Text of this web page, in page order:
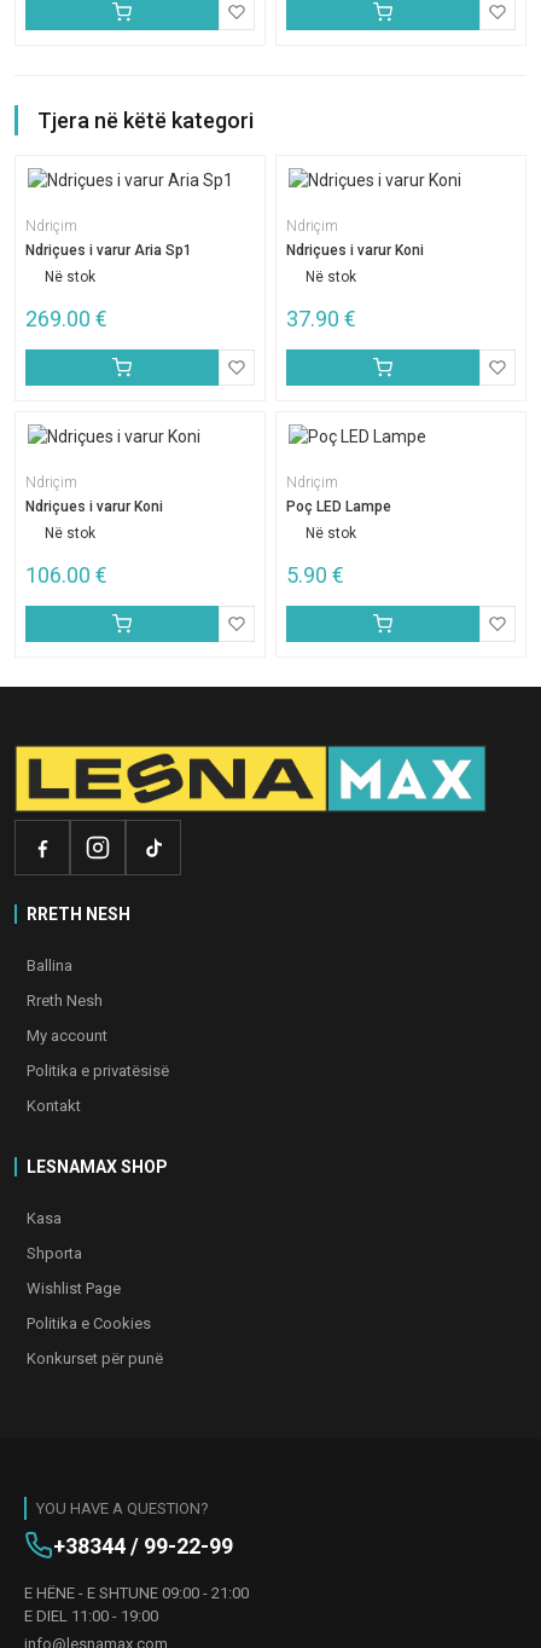
Tjera në këtë kategori
Ndriçim
Ndriçues i varur Aria Sp1
Në stok
269.00 €
Ndriçim
Ndriçues i varur Koni
Në stok
37.90 €
Ndriçim
Ndriçues i varur Koni
Në stok
106.00 €
Ndriçim
Poç LED Lampe
Në stok
5.90 €
RRETH NESH
Ballina
Rreth Nesh
My account
Politika e privatësisë
Kontakt
LESNAMAX SHOP
Kasa
Shporta
Wishlist Page
Politika e Cookies
Konkurset për punë
YOU HAVE A QUESTION?
+38344 / 99-22-99
E HËNE - E SHTUNE 09:00 - 21:00
E DIEL 11:00 - 19:00
info@lesnamax.com